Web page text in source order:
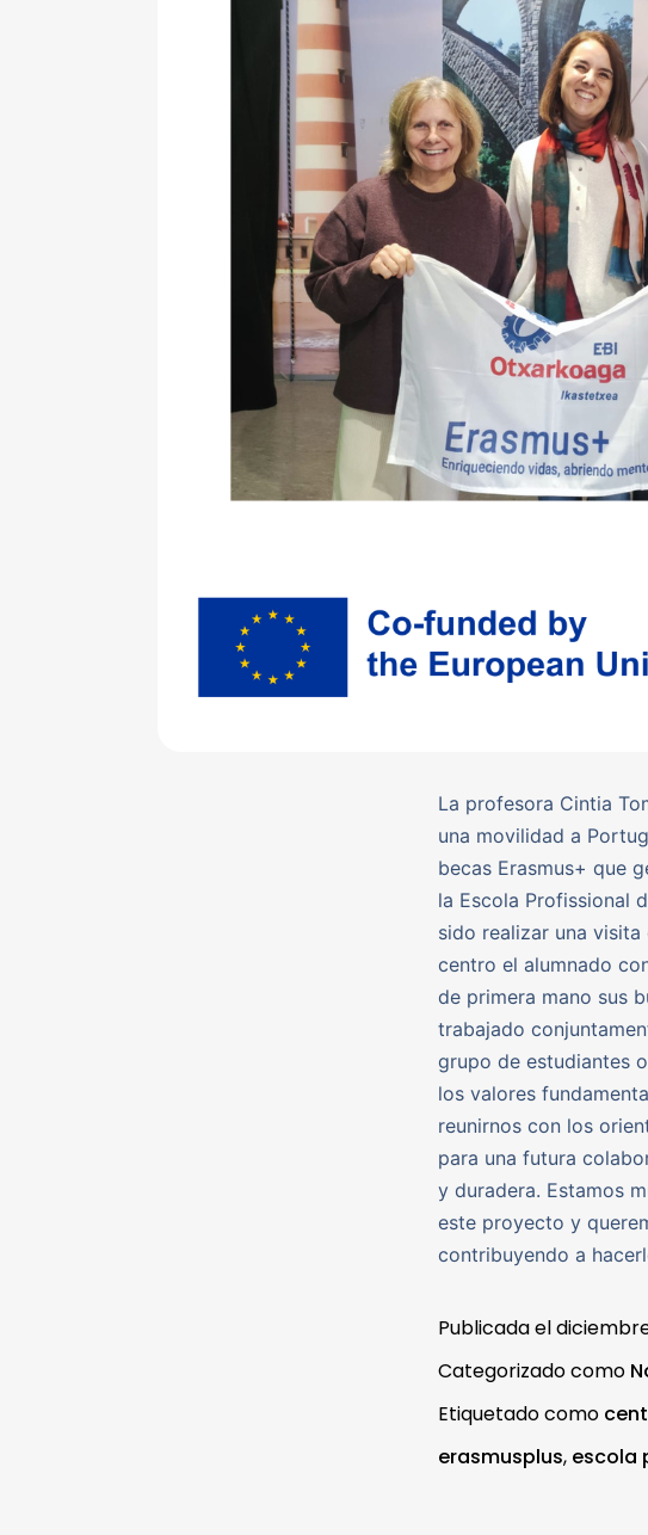
La profesora Cintia
una movilidad a
becas Erasmus+ que
la Escola Profissional
sido realizar una
centro el alumnado
de primera mano sus
trabajado
grupo de estudiantes
los valores
reunirnos con los
para una futura
y duradera. Estamos
este proyecto y
contribuyendo a
Publicada el
Categorizado como
Etiquetado como
erasmusplus, escola